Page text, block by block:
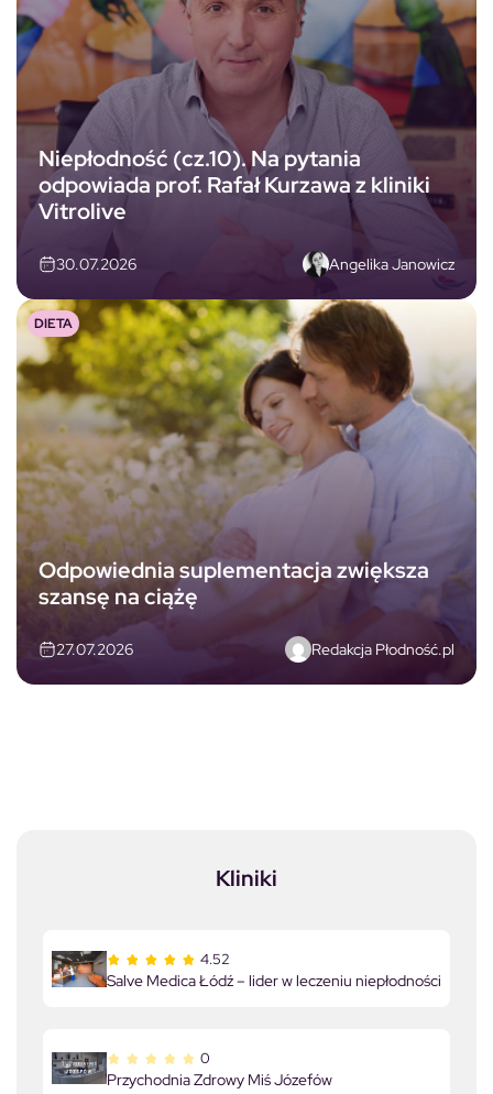
Niepłodność (cz.10). Na pytania
odpowiada prof. Rafał Kurzawa z kliniki
Vitrolive
30.07.2026 Angelika Janowicz
Odpowiednia suplementacja zwiększa
szansę na ciążę
27.07.2026 Redakcja Płodność.pl
DIETA
Kliniki
4.52
Salve Medica Łódź – lider w leczeniu niepłodności
0
Przychodnia Zdrowy Miś Józefów